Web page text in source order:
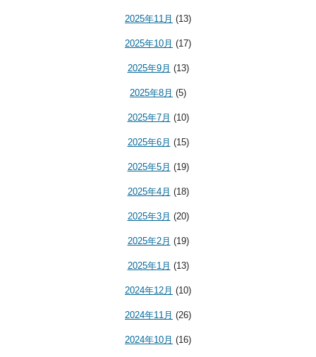
2025年11月 (13)
2025年10月 (17)
2025年9月 (13)
2025年8月 (5)
2025年7月 (10)
2025年6月 (15)
2025年5月 (19)
2025年4月 (18)
2025年3月 (20)
2025年2月 (19)
2025年1月 (13)
2024年12月 (10)
2024年11月 (26)
2024年10月 (16)